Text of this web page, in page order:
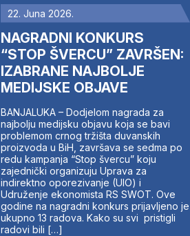
22. Juna 2026.
NAGRADNI KONKURS
“STOP ŠVERCU” ZAVRŠEN:
IZABRANE NAJBOLJE
MEDIJSKE OBJAVE
BANJALUKA – Dodjelom nagrada za
najbolju medijsku objavu koja se bavi
problemom crnog tržišta duvanskih
proizvoda u BiH, završava se sedma po
redu kampanja “Stop švercu” koju
zajednički organizuju Uprava za
indirektno oporezivanje (UIO) i
Udruženje ekonomista RS SWOT. Ove
godine na nagradni konkurs prijavljeno je
ukupno 13 radova. Kako su svi pristigli
radovi bili […]